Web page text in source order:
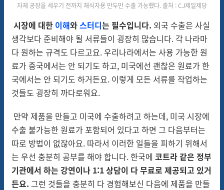
자체 공장을 세우기 전까지 채식자용 만두만 수출 가능했다. 출처 : CJ제일제당
시장에 대한 이해와스터디는 필수입니다. 외국 수출은 사실
생각보다 준비해야 될 서류들이 굉장히 많습니다. 각 나라마
다 원하는 규격도 다르고요. 우리나라에서는 사용 가능한 원
료가 중국에서는 안 되기도 하고, 미국에선 괜찮은 원료가 한
국에서는 안 되기도 하거든요. 이렇게 모든 서류를 작업하는
것들도 굉장히 까다로워요.
만약 제품을 만들고 미국에 수출하려고 하는데, 미국 시장에
수출 불가능한 원료가 포함되어 있다고 하면 그 다음부터는
따로 방법이 없잖아요. 따라서 이러한 일들을 피하기 위해서
는 우선 충분히 공부를 해야 합니다. 한국에 코트라 같은 정부
기관에서 하는 강연이나 1:1 상담이 다 무료로 제공되고 있거
든요. 그런 것들을 충분히 다 경험해보신 다음에 제품을 만들